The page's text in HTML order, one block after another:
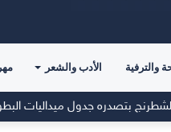
والترفية الأدب والشعر
جدول ميداليات البطولة العربية بـ34